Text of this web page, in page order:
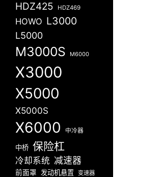
HDZ425 HDZ469
HOWO L3000
L5000
M3000S M6000
X3000
X5000
X5000S
X6000 中冷器
中桥 保险杠
冷却系统 减速器
前面罩 发动机悬置 变速器